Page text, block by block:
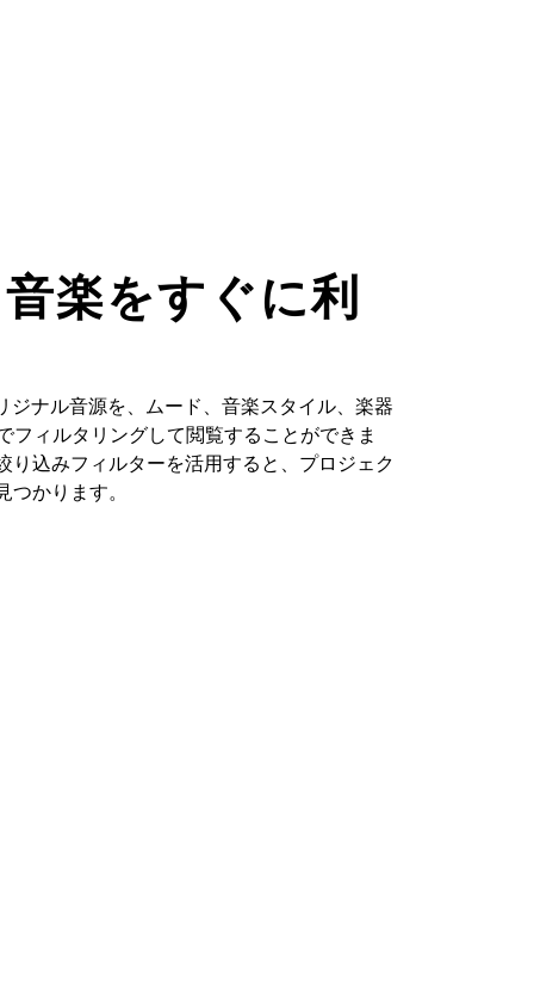
楽をすぐに利
ナル音源を、ムード、音楽スタイル、楽器
フィルタリングして閲覧することができま
り込みフィルターを活用すると、プロジェク
かります。